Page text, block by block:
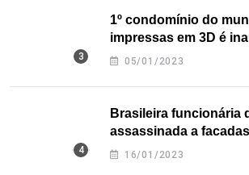
1º condomínio do
impressas em 3D é
Texas
05/01/2023
Brasileira funcionária
assassinada a
16/01/2023